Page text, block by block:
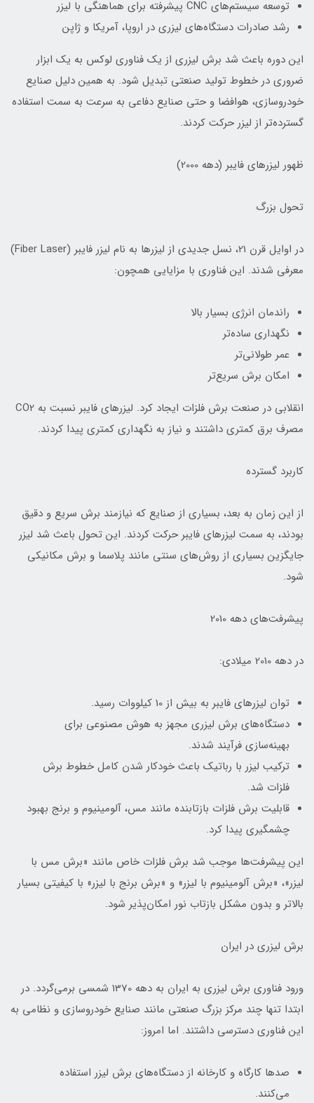
توسعه سیستم‌های CNC پیشرفته برای هماهنگی با لیزر
رشد صادرات دستگاه‌های لیزری در اروپا، آمریکا و ژاپن
این دوره باعث شد برش لیزری از یک فناوری لوکس به یک ابزار
ضروری در خطوط تولید صنعتی تبدیل شود. به همین دلیل صنایع
خودروسازی، هوافضا و حتی صنایع دفاعی به سرعت به سمت استفاده
گسترده‌تر از لیزر حرکت کردند.
ظهور لیزرهای فایبر (دهه 2000)
تحول بزرگ
در اوایل قرن 21، نسل جدیدی از لیزرها به نام لیزر فایبر (Fiber Laser)
معرفی شدند. این فناوری با مزایایی همچون:
راندمان انرژی بسیار بالا
نگهداری ساده‌تر
عمر طولانی‌تر
امکان برش سریع‌تر
انقلابی در صنعت برش فلزات ایجاد کرد. لیزرهای فایبر نسبت به CO2
مصرف برق کمتری داشتند و نیاز به نگهداری کمتری پیدا کردند.
کاربرد گسترده
از این زمان به بعد، بسیاری از صنایع که نیازمند برش سریع و دقیق
بودند، به سمت لیزرهای فایبر حرکت کردند. این تحول باعث شد لیزر
جایگزین بسیاری از روش‌های سنتی مانند پلاسما و برش مکانیکی
شود.
پیشرفت‌های دهه 2010
در دهه 2010 میلادی:
توان لیزرهای فایبر به بیش از 10 کیلووات رسید.
دستگاه‌های برش لیزری مجهز به هوش مصنوعی برای
بهینه‌سازی فرآیند شدند.
ترکیب لیزر با رباتیک باعث خودکار شدن کامل خطوط برش
فلزات شد.
قابلیت برش فلزات بازتابنده مانند مس، آلومینیوم و برنج بهبود
چشمگیری پیدا کرد.
این پیشرفت‌ها موجب شد برش فلزات خاص مانند «برش مس با
لیزر»، «برش آلومینیوم با لیزر» و «برش برنج با لیزر» با کیفیتی بسیار
بالاتر و بدون مشکل بازتاب نور امکان‌پذیر شود.
برش لیزری در ایران
ورود فناوری برش لیزری به ایران به دهه 1370 شمسی برمی‌گردد. در
ابتدا تنها چند مرکز بزرگ صنعتی مانند صنایع خودروسازی و نظامی به
این فناوری دسترسی داشتند. اما امروز:
صدها کارگاه و کارخانه از دستگاه‌های برش لیزر استفاده
می‌کنند.